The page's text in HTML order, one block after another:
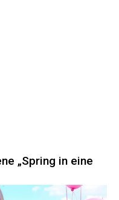
„Spring in eine